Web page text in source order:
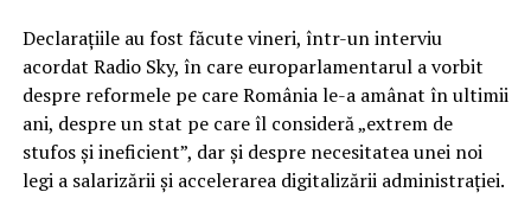
Declarațiile au fost făcute vineri, într-un interviu
acordat Radio Sky, în care europarlamentarul a vorbit
despre reformele pe care România le-a amânat în ultimii
ani, despre un stat pe care îl consideră „extrem de
stufos și ineficient”, dar și despre necesitatea unei noi
legi a salarizării și accelerarea digitalizării administrației.